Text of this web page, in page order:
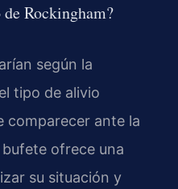
Rockingham?
según la
tipo de alivio
comparecer ante la
ofrece una
su situación y